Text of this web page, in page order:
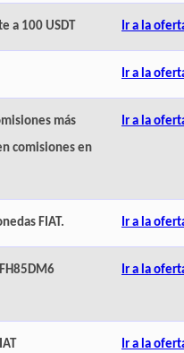
a 100 USDT Ir a la
Ir a la
más
comisiones en
Ir a la
FIAT. Ir a la
Ir a la
Ir a la